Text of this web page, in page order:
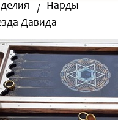
Нарды
Давида